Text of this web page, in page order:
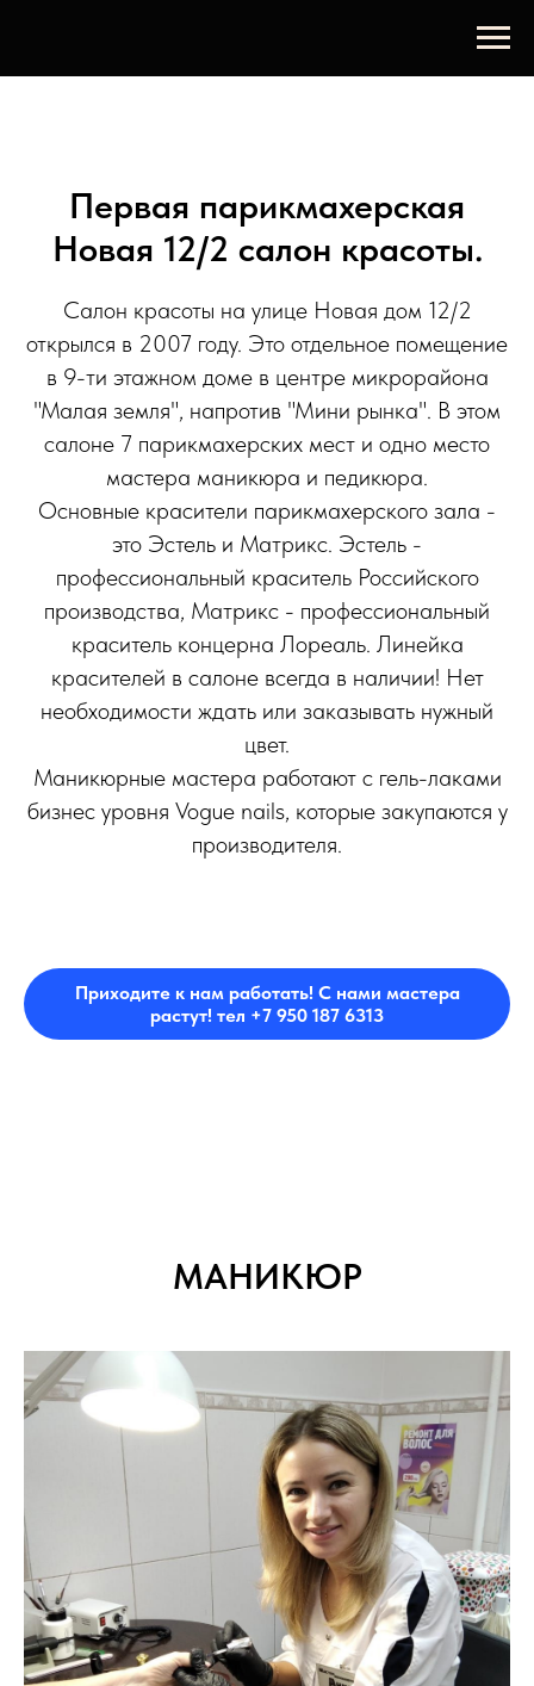
Первая парикмахерская
Новая 12/2 салон красоты.
Салон красоты на улице Новая дом 12/2
открылся в 2007 году. Это отдельное помещение
в 9-ти этажном доме в центре микрорайона
"Малая земля", напротив "Мини рынка". В этом
салоне 7 парикмахерских мест и одно место
мастера маникюра и педикюра.
Основные красители парикмахерского зала -
это Эстель и Матрикс. Эстель -
профессиональный краситель Российского
производства, Матрикс - профессиональный
краситель концерна Лореаль. Линейка
красителей в салоне всегда в наличии! Нет
необходимости ждать или заказывать нужный
цвет.
Маникюрные мастера работают с гель-лаками
бизнес уровня Vogue nails, которые закупаются у
производителя.
Приходите к нам работать! С нами мастера
растут! тел +7 950 187 6313
МАНИКЮР